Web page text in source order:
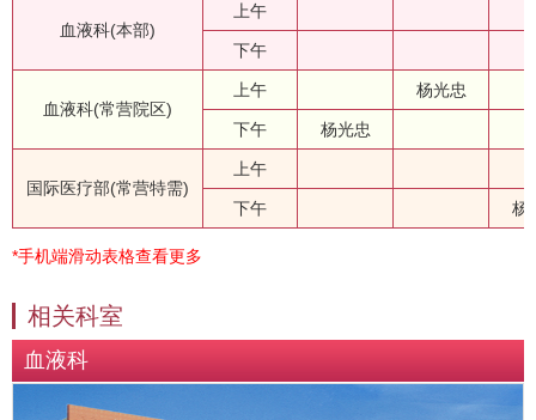
血液科(本部)
上午
下午
血液科(常营院区)
上午 杨光忠
下午 杨光忠
国际医疗部(常营特需)
上午
下午 杨
*手机端滑动表格查看更多
相关科室
血液科